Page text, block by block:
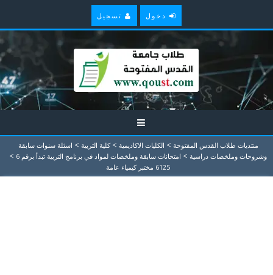
دخول تسجيل
منتديات طلاب القدس المفتوحة > الكليات الاكاديمية > كلية التربية > اسئلة سنوات سابقة
وشروحات وملخصات دراسية > امتحانات سابقة وملخصات لمواد في برنامج التربية تبدأ برقم 6 >
6125 مختبر كيمياء عامة